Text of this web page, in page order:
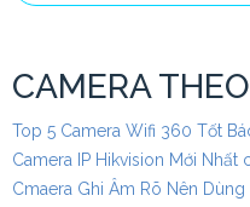
CAMERA
Top 5 Camera Wifi 360 Tốt
Camera IP Hikvision Mới Nhất
Cmaera Ghi Âm Rõ Nên Dùng